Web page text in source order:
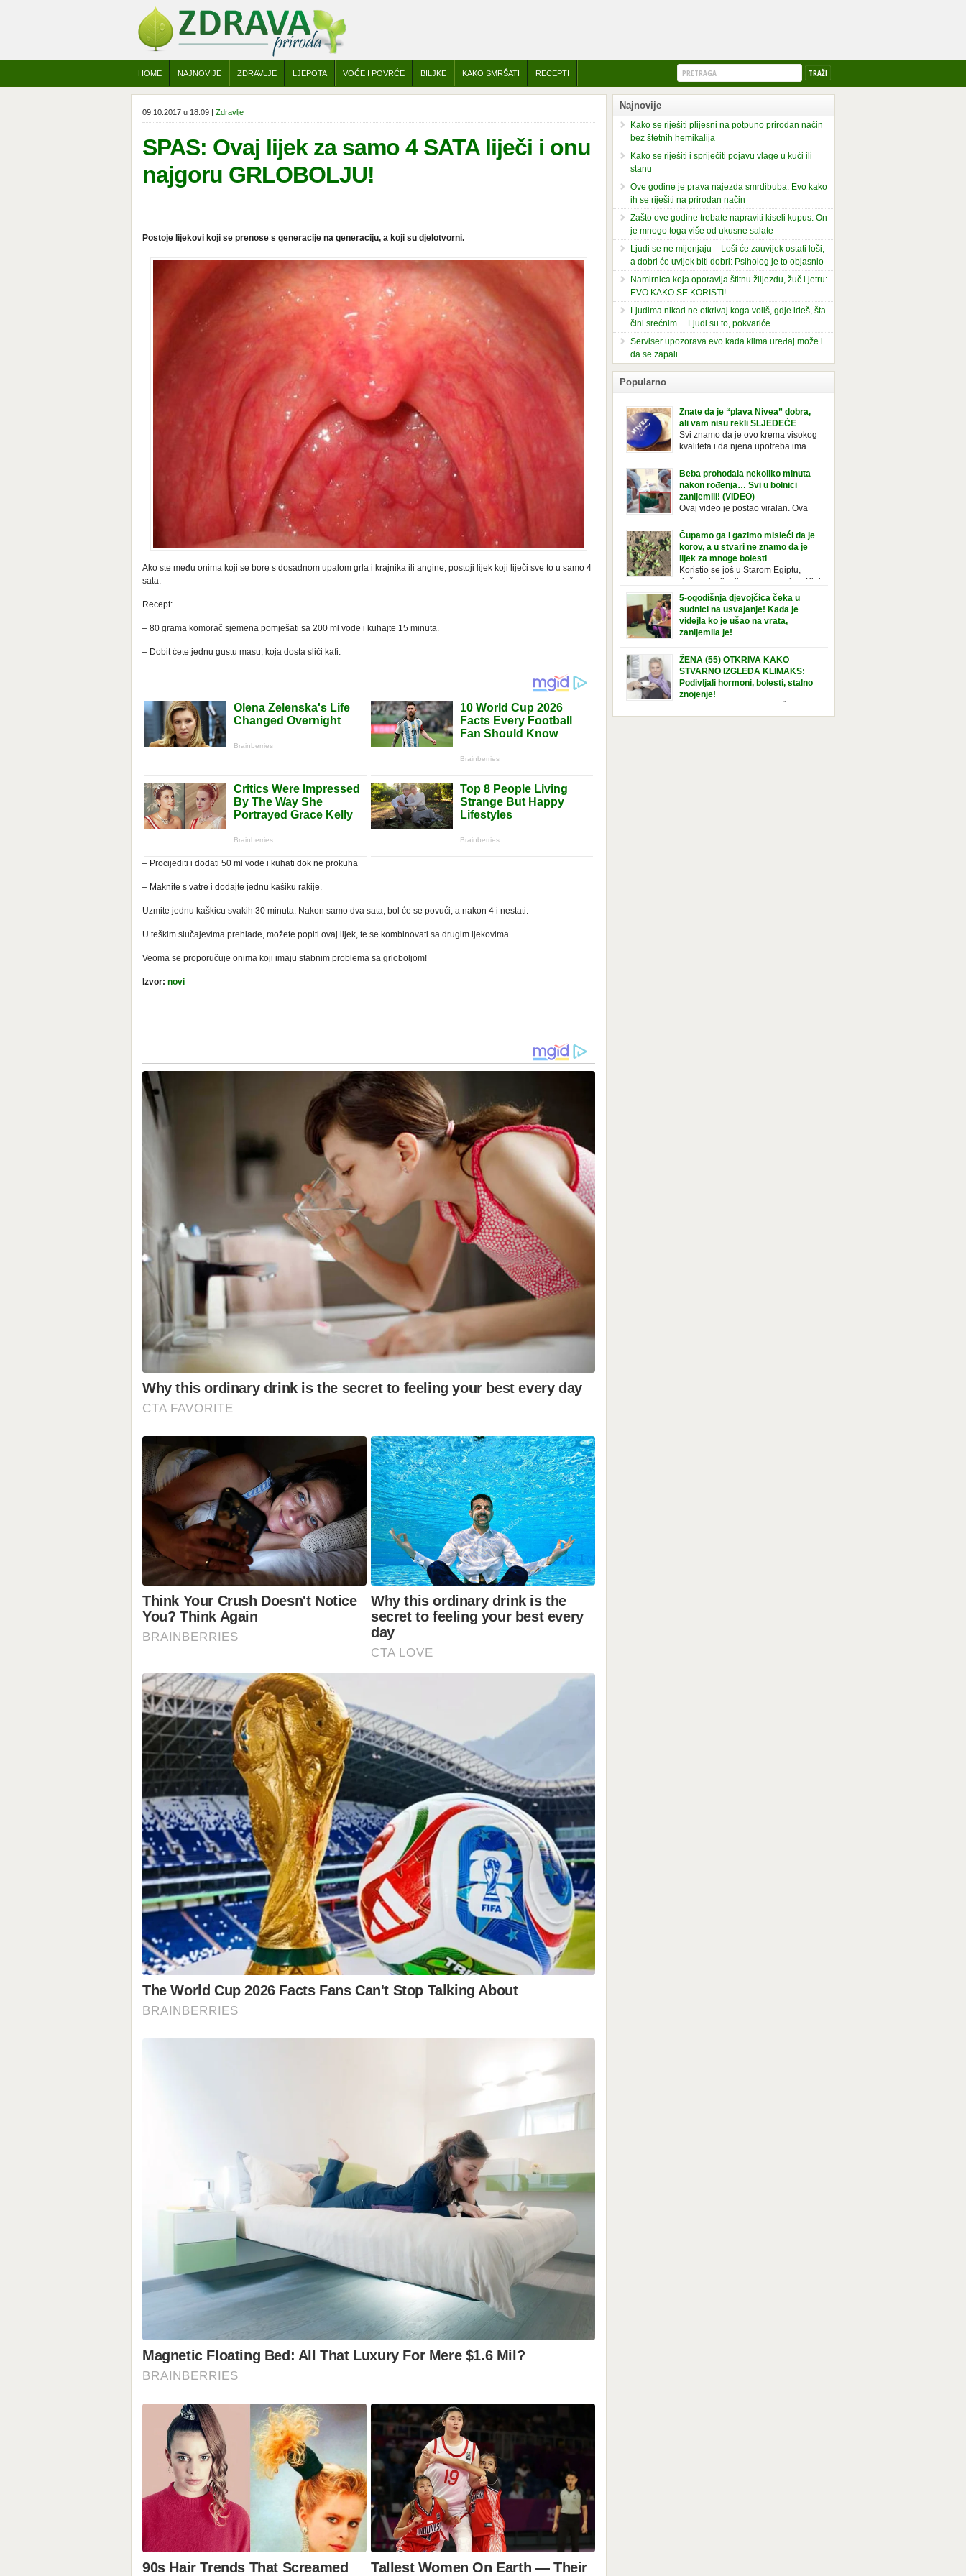
HOME NAJNOVIJE ZDRAVLJE LJEPOTA VOĆE I POVRĆE BILJKE KAKO SMRŠATI RECEPTI
09.10.2017 u 18:09 | Zdravlje
SPAS: Ovaj lijek za samo 4 SATA liječi i onu
najgoru GRLOBOLJU!
Postoje lijekovi koji se prenose s generacije na generaciju, a koji su djelotvorni.
Ako ste među onima koji se bore s dosadnom upalom grla i krajnika ili angine, postoji lijek koji liječi sve to u samo 4
sata.
Recept:
– 80 grama komorač sjemena pomješati sa 200 ml vode i kuhajte 15 minuta.
– Dobit ćete jednu gustu masu, koja dosta sliči kafi.
– Procijediti i dodati 50 ml vode i kuhati dok ne prokuha
– Maknite s vatre i dodajte jednu kašiku rakije.
Uzmite jednu kaškicu svakih 30 minuta. Nakon samo dva sata, bol će se povući, a nakon 4 i nestati.
U teškim slučajevima prehlade, možete popiti ovaj lijek, te se kombinovati sa drugim ljekovima.
Veoma se proporučuje onima koji imaju stabnim problema sa grloboljom!
Izvor: novi
Najnovije
Kako se riješiti plijesni na potpuno prirodan način
bez štetnih hemikalija
Kako se riješiti i spriječiti pojavu vlage u kući ili
stanu
Ove godine je prava najezda smrdibuba: Evo kako
ih se riješiti na prirodan način
Zašto ove godine trebate napraviti kiseli kupus: On
je mnogo toga više od ukusne salate
Ljudi se ne mijenjaju – Loši će zauvijek ostati loši,
a dobri će uvijek biti dobri: Psiholog je to objasnio
Namirnica koja oporavlja štitnu žlijezdu, žuč i jetru:
EVO KAKO SE KORISTI!
Ljudima nikad ne otkrivaj koga voliš, gdje ideš, šta
čini srećnim… Ljudi su to, pokvariće.
Serviser upozorava evo kada klima uređaj može i
da se zapali
Popularno
Znate da je “plava Nivea” dobra,
ali vam nisu rekli SLJEDEĆE
Svi znamo da je ovo krema visokog
kvaliteta i da njena upotreba ima
sljedeće o njoj. Nivea krema u klasičnoj, plavoj
kutiji, prepoznatljivog mirisa i jednostavne
formule, jeste nezamenljiv inventar u kupatilima i
muškaraca i žena. Mnogi ljudi se ne odvajaju od
nje, pa je čak nose sa […]
Beba prohodala nekoliko minuta
nakon rođenja… Svi u bolnici
zanijemili! (VIDEO)
Ovaj video je postao viralan. Ova
korake. To je mnoge nasmijalo. Ovaj video je baš
neobičan. Ne viđamo baš često ovakve korake
kod novorođenih beba. Video je snimila babica,
pregledalo ga je preko 80 miliona ljudi. Ove
babice su ostale u čudu nakon što su vidjeli kako
Čupamo ga i gazimo misleći da je
korov, a u stvari ne znamo da je
lijek za mnoge bolesti
Koristio se još u Starom Egiptu,
duže od milenijuma se uzgaja u Kini
i Indiji, Francuzi od njega prave različita
tradicionalna jela i čorbe… Jedino mi gazimo po
njemu, čupamo ga i bacamo kao korov! Tušt je
jednogodišnji, ali vrlo uporan “korov” koji, ka­da
nam se jednom nastani u bašti ili dvorištu, teško
5-ogodišnja djevojčica čeka u
sudnici na usvajanje! Kada je
videjla ko je ušao na vrata,
zanijemila je!
zbrinuta u hraniteljskoj porodici. Sada, u svojoj 5.
godini, dočekala je momenat usvajanja, kada će
dobiti novu, stalnu porodicu. Ovaj dan je bio
veoma poseban za djevojčicu i njenu novu
porodicu, ali je uskoro postao još čarobniji,
ŽENA (55) OTKRIVA KAKO
STVARNO IZGLEDA KLIMAKS:
Podivljali hormoni, bolesti, stalno
znojenje!
“Bila sam slomljena, naslušala sam
se o tome da ću uskoro izgledati kao da imam